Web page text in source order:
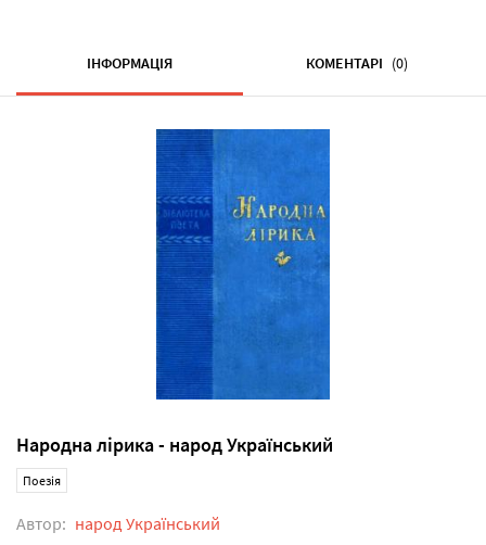
ІНФОРМАЦІЯ КОМЕНТАРІ (0)
Народна лірика - народ Український
Поезія
Автор: народ Український